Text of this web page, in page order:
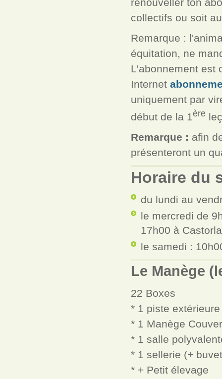
collectifs ou soit
Remarque :
équitation, ne
L'abonnement est
Internet
uniquement par
début de la 1ère
Remarque : afin
présenteront un
Horaire du
du lundi au
le mercredi de
17h00 à
le samedi :
Le Manège
22 Boxes
* 1 piste
* 1 Manège
* 1 salle
* 1 sellerie (+
* + Petit élevage